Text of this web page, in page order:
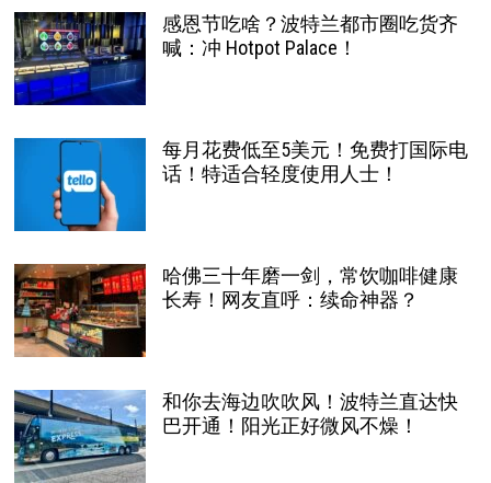
感恩节吃啥？波特兰都市圈吃货齐
喊：冲 Hotpot Palace！
每月花费低至5美元！免费打国际电
话！特适合轻度使用人士！
哈佛三十年磨一剑，常饮咖啡健康
长寿！网友直呼：续命神器？
和你去海边吹吹风！波特兰直达快
巴开通！阳光正好微风不燥！